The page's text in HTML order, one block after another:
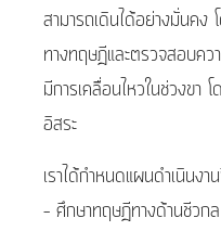
สามารถเดินได้อย่างมั่นคง
ทางทฤษฎีและตรวจสอบค
มีการเคลื่อนไหวในช่วงขา
อิสระ
เราได้กำหนดแผนดำเนินง
– ศึกษาทฤษฎีทางด้านชีว